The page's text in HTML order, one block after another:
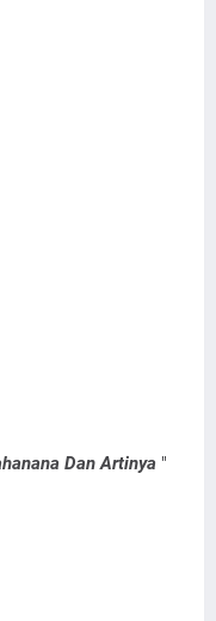
Dan Artinya "